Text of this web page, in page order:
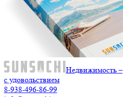
Недвижимость –
с удовольствием
8-938-496-86-99